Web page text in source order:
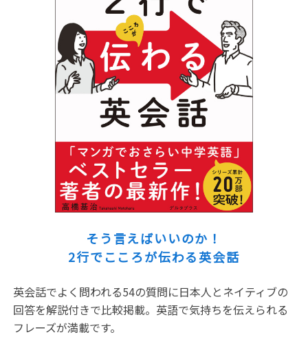
そう言えばいいのか！
2行でこころが伝わる英会話
英会話でよく問われる54の質問に日本人とネイティブの
回答を解説付きで比較掲載。英語で気持ちを伝えられる
フレーズが満載です。